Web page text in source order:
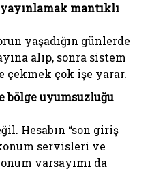
mantıklı
yaşadığın günlerde
alıp, sonra sistem
çok işe yarar.
bölge uyumsuzluğu
Hesabın “son giriş
servisleri ve
varsayımı da